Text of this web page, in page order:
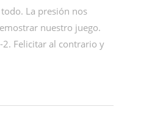
La presión nos
nuestro juego.
Felicitar al contrario y